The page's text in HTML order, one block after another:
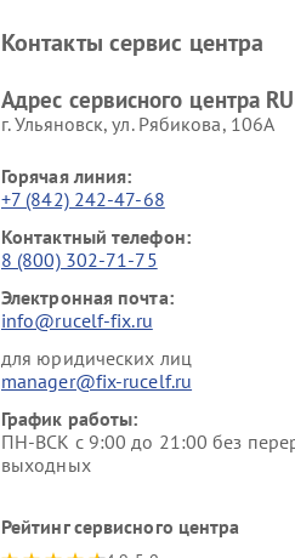
Контакты сервис центра
Адрес сервисного центра
г. Ульяновск, ул. Рябикова, 106А
Горячая линия:
+7 (842) 242-47-68
Контактный телефон:
8 (800) 302-71-75
Электронная почта:
info@rucelf-fix.ru
для юридических лиц
manager@fix-rucelf.ru
График работы:
ПН-ВСК с 9:00 до 21:00 без
выходных
Рейтинг сервисного центра